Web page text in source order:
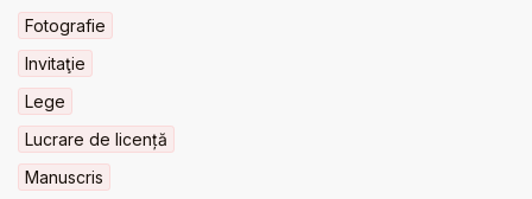
Fotografie
Invitaţie
Lege
Lucrare de licență
Manuscris